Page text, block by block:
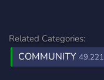
Related Categories:
COMMUNITY 49,221